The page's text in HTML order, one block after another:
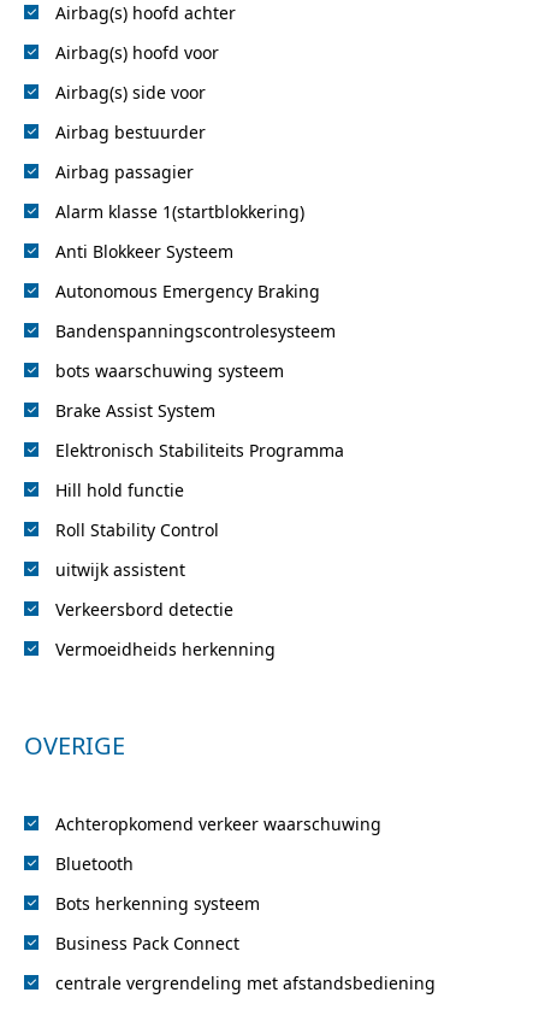
Airbag(s) hoofd achter
Airbag(s) hoofd voor
Airbag(s) side voor
Airbag bestuurder
Airbag passagier
Alarm klasse 1(startblokkering)
Anti Blokkeer Systeem
Autonomous Emergency Braking
Bandenspanningscontrolesysteem
bots waarschuwing systeem
Brake Assist System
Elektronisch Stabiliteits Programma
Hill hold functie
Roll Stability Control
uitwijk assistent
Verkeersbord detectie
Vermoeidheids herkenning
OVERIGE
Achteropkomend verkeer waarschuwing
Bluetooth
Bots herkenning systeem
Business Pack Connect
centrale vergrendeling met afstandsbediening